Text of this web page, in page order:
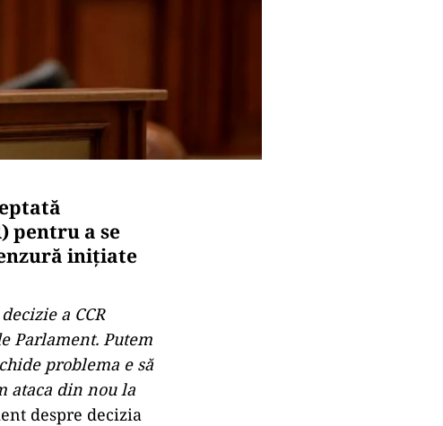
pentru a se
inițiate
a CCR
Parlament. Putem
problema e să
ataca din nou la
despre decizia